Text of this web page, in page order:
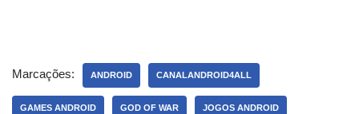
Marcações: ANDROID CANALANDROID4ALL
GAMES ANDROID GOD OF WAR JOGOS ANDROID